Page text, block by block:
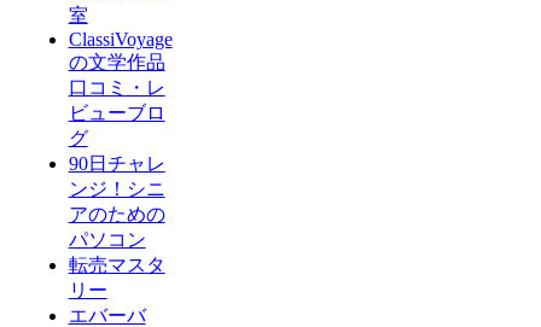
室
ClassiVoyage
の文学作品
口コミ・レ
ビューブロ
グ
90日チャレ
ンジ！シニ
アのための
パソコン
転売マスタ
リー
エバーバ